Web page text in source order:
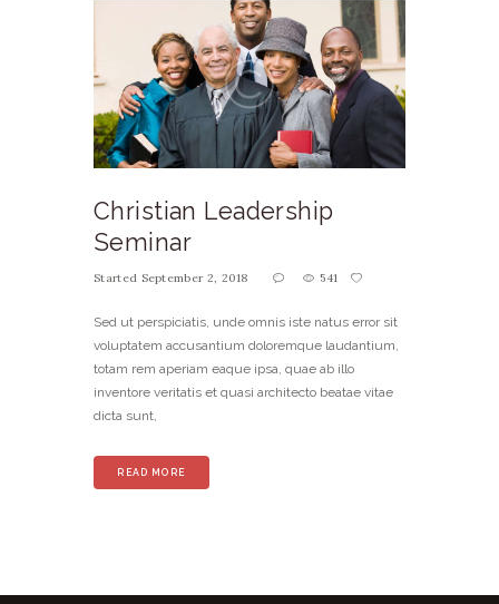
Christian Leadership
Seminar
Started September 2, 2018 541
Sed ut perspiciatis, unde omnis iste natus error sit
voluptatem accusantium doloremque laudantium,
totam rem aperiam eaque ipsa, quae ab illo
inventore veritatis et quasi architecto beatae vitae
dicta sunt,
READ MORE